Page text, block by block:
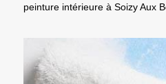
peinture intérieure à Soizy Aux